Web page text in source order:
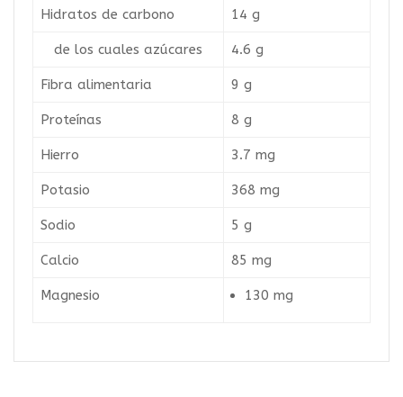
Hidratos de carbono 14 g
de los cuales azúcares 4.6 g
Fibra alimentaria 9 g
Proteínas 8 g
Hierro 3.7 mg
Potasio 368 mg
Sodio 5 g
Calcio 85 mg
Magnesio 130 mg